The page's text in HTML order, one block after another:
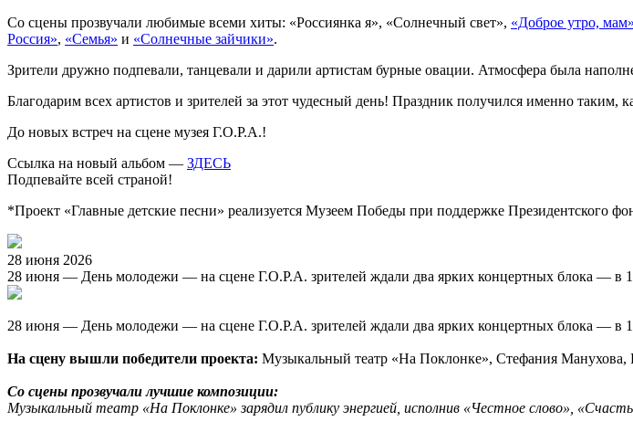
Со сцены прозвучали любимые всеми хиты: «Россиянка я», «Солнечный свет», «Доброе утро, мам»
Россия», «Семья» и «Солнечные зайчики».
Зрители дружно подпевали, танцевали и дарили артистам бурные овации. Атмосфера была
Благодарим всех артистов и зрителей за этот чудесный день! Праздник получился именно
До новых встреч на сцене музея Г.О.Р.А.!
Ссылка на новый альбом — ЗДЕСЬ
Подпевайте всей страной!
*Проект «Главные детские песни» реализуется Музеем Победы при поддержке Президентского
28 июня 2026
28 июня — День молодежи — на сцене Г.О.Р.А. зрителей ждали два ярких концертных блока — в
28 июня — День молодежи — на сцене Г.О.Р.А. зрителей ждали два ярких концертных блока — в
На сцену вышли победители проекта: Музыкальный театр «На Поклонке», Стефания
Со сцены прозвучали лучшие композиции:
Музыкальный театр «На Поклонке» зарядил публику энергией, исполнив «Честное слово»,